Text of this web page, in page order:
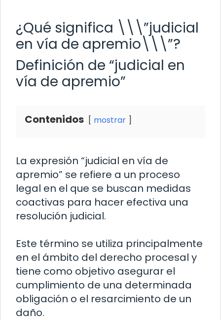
¿Qué significa \\\”judicial
en vía de apremio\\\”?
Definición de “judicial en
vía de apremio”
Contenidos mostrar
La expresión “judicial en vía de
apremio” se refiere a un proceso
legal en el que se buscan medidas
coactivas para hacer efectiva una
resolución judicial.
Este término se utiliza principalmente
en el ámbito del derecho procesal y
tiene como objetivo asegurar el
cumplimiento de una determinada
obligación o el resarcimiento de un
daño.